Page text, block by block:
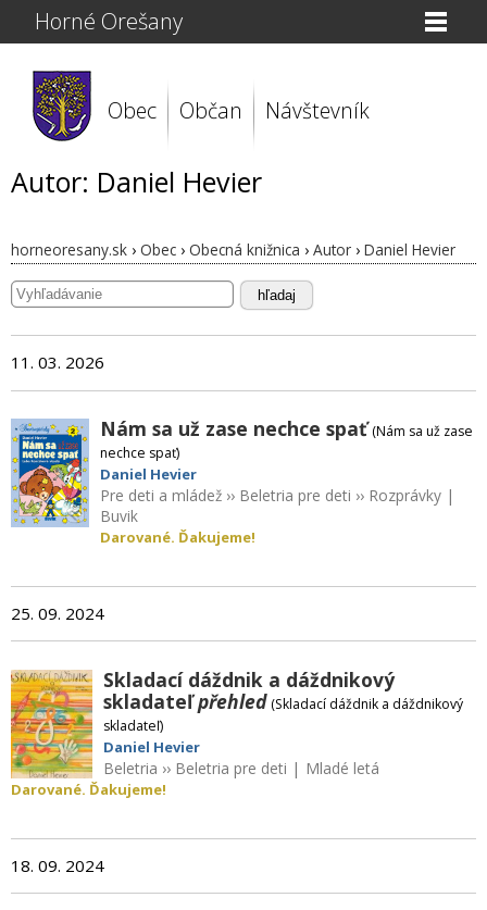
Horné Orešany
Obec Občan Návštevník
Autor: Daniel Hevier
horneoresany.sk › Obec › Obecná knižnica › Autor › Daniel Hevier
hľadaj
11. 03. 2026
Nám sa už zase nechce spať (Nám sa už zase
nechce spať)
Daniel Hevier
Pre deti a mládež ›› Beletria pre deti ›› Rozprávky |
Buvik
Darované. Ďakujeme!
25. 09. 2024
Skladací dáždnik a dáždnikový
skladateľpřehled (Skladací dáždnik a dáždnikový
skladateľ)
Daniel Hevier
Beletria ›› Beletria pre deti | Mladé letá
Darované. Ďakujeme!
18. 09. 2024